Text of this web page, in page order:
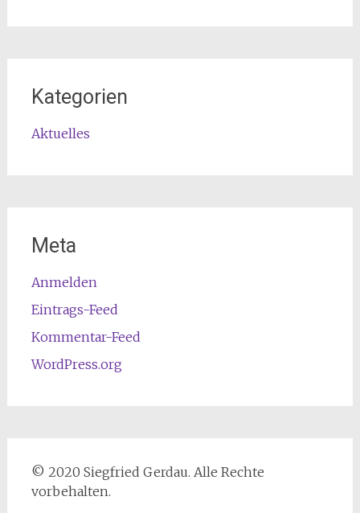
Kategorien
Aktuelles
Meta
Anmelden
Eintrags-Feed
Kommentar-Feed
WordPress.org
© 2020 Siegfried Gerdau. Alle Rechte
vorbehalten.